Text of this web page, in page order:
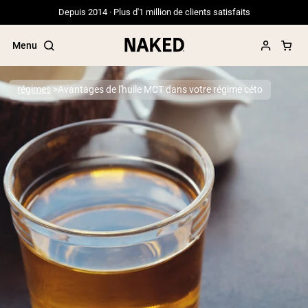
Depuis 2014 · Plus d'1 million de clients satisfaits
Menu
Termes de recherche populaires
”Protein Powder“
”Overnight Oats“
”Vegan protein“
”Collagen“
”Micellar Casein“
PROTÉINES EN POUDREMeilleure Vente
Protéine de pois
Protéine de Whey en Poudre
Peptides de collagène
régimes Avantages de l'huile MCT dans votre régime céto